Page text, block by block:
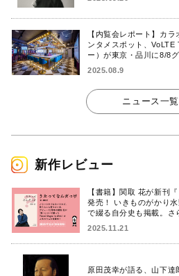
【内覧会レポート】カ
ンタメスポット、
ー）が東京・品川に8/8
2025.08.9
ニュース一
新作レビュー
【書籍】関取 花が新刊
発売！ いきものがかり
で綴る自分史も掲載。さ
2025.11.21
原田茂幸が語る、山下達